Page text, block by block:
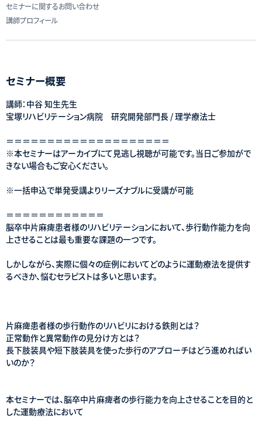
セミナーに関するお問い合わせ
講師プロフィール
セミナー概要
講師：中谷 知生先生
宝塚リハビリテーション病院 研究開発部門長 / 理学療法士
＝＝＝＝＝＝＝＝＝＝＝＝＝＝＝＝＝＝＝＝
※本セミナーはアーカイブにて見逃し視聴が可能です。当日ご参加がで
きない場合もご安心ください。
※一括申込で単発受講よりリーズナブルに受講が可能
＝＝＝＝＝＝＝＝＝＝＝＝
脳卒中片麻痺患者様のリハビリテーションにおいて、歩行動作能力を向
上させることは最も重要な課題の一つです。
しかしながら、実際に個々の症例においてどのように運動療法を提供す
るべきか、悩むセラピストは多いと思います。
片麻痺患者様の歩行動作のリハビリにおける鉄則とは？
正常動作と異常動作の見分け方とは？
長下肢装具や短下肢装具を使った歩行のアプローチはどう進めればい
いのか？
本セミナーでは、脳卒中片麻痺者の歩行能力を向上させることを目的と
した運動療法において